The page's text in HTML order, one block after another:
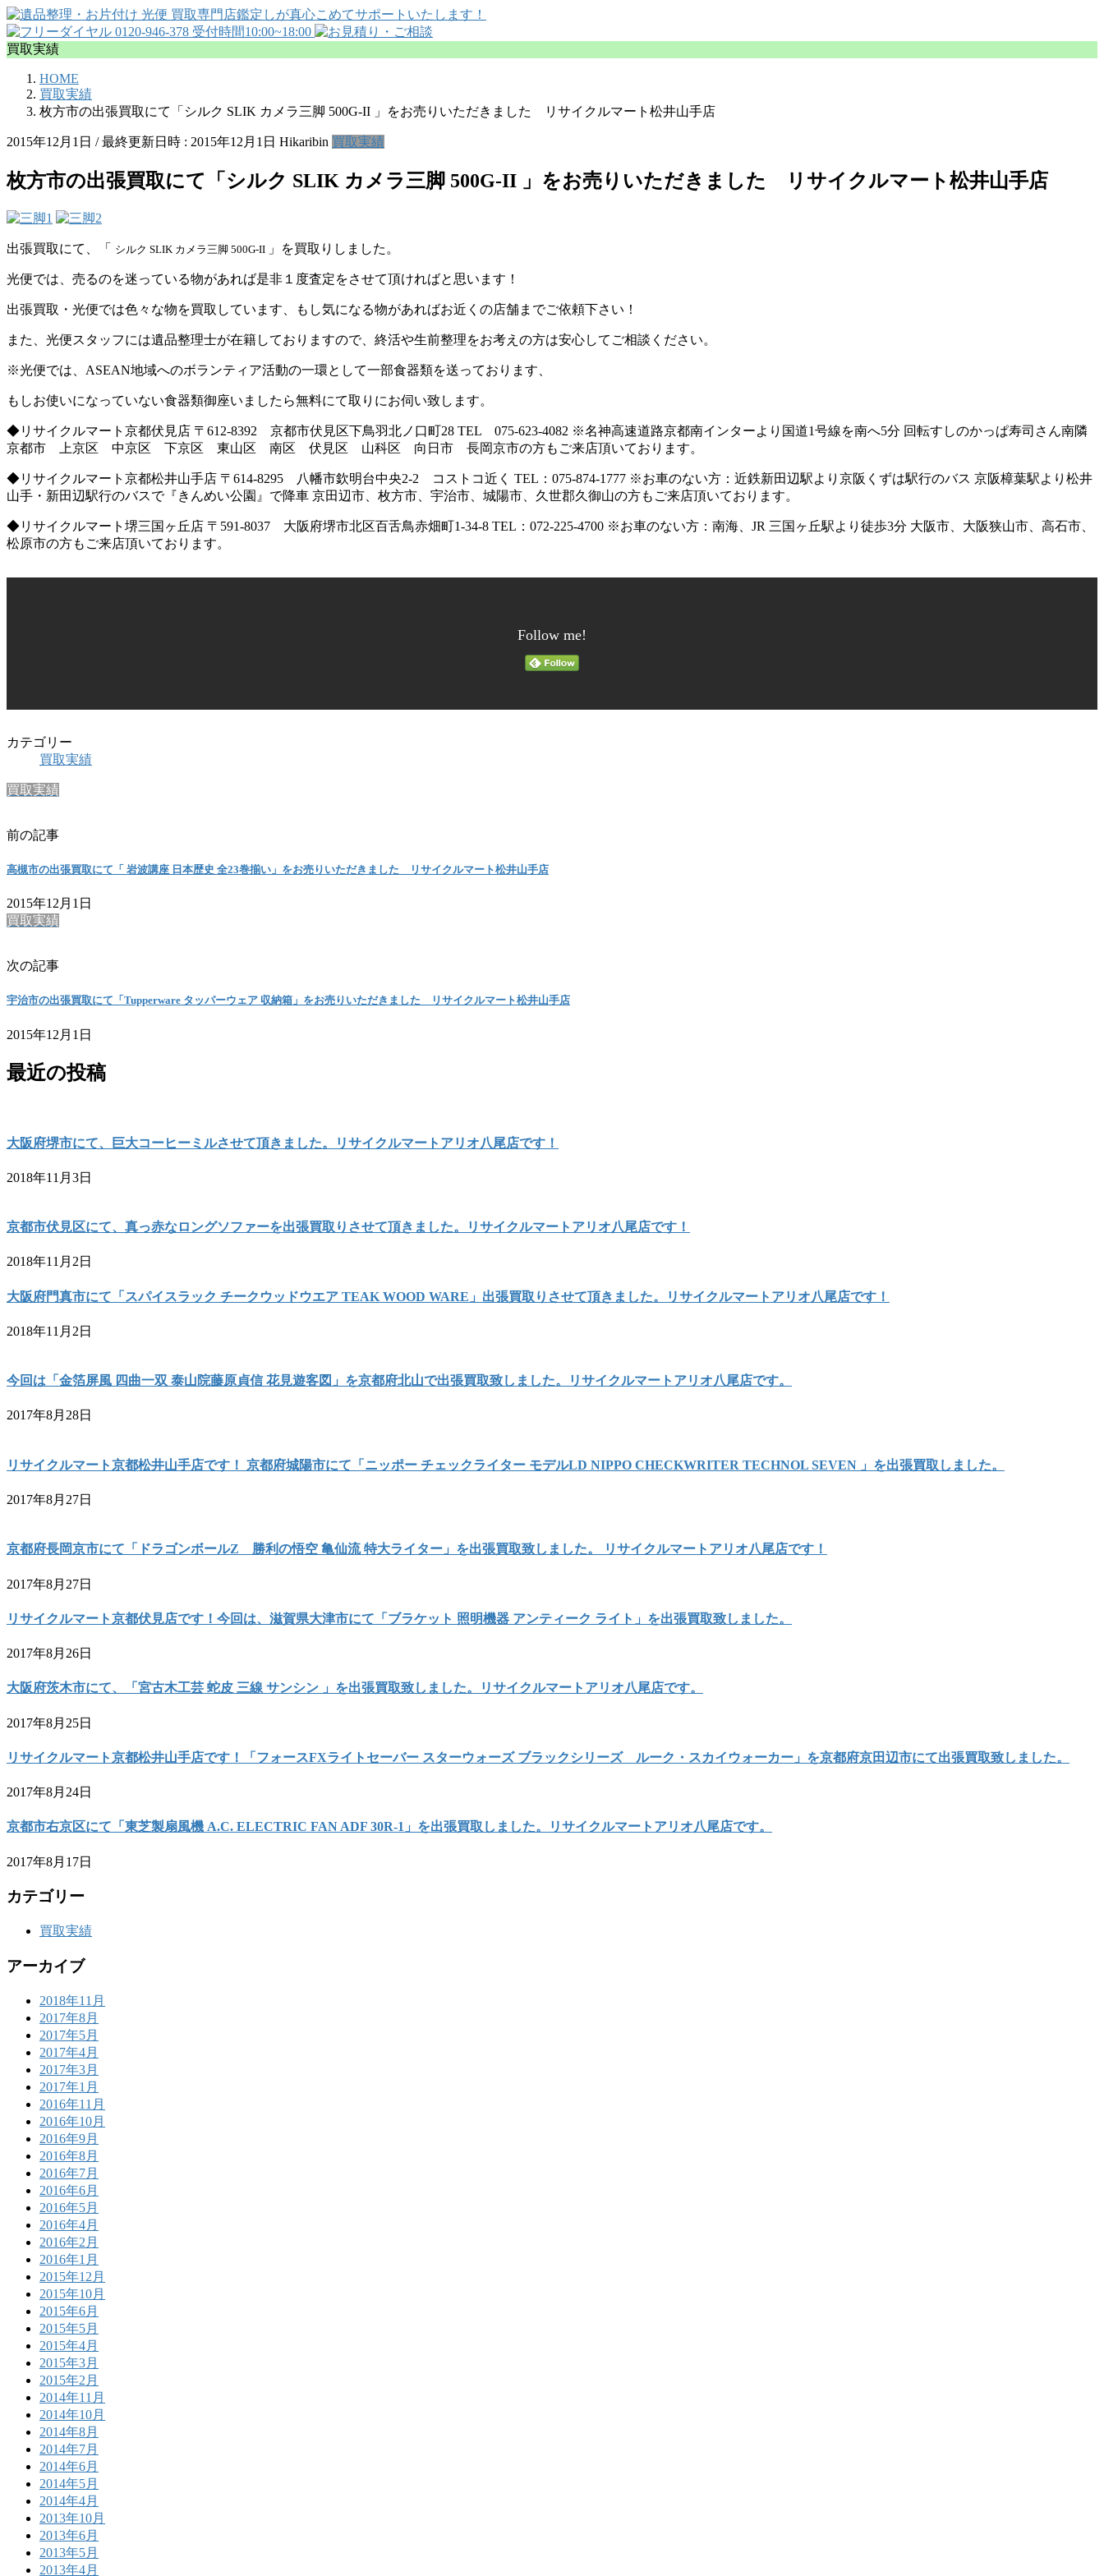
買取実績
HOME
買取実績
枚方市の出張買取にて「シルク SLIK カメラ三脚 500G-II 」をお売りいただきました リサイクルマート松井山手店
2015年12月1日 / 最終更新日時 : 2015年12月1日 Hikaribin 買取実績
枚方市の出張買取にて「シルク SLIK カメラ三脚 500G-II 」をお売りいただきました リサイクルマート松井山手店
出張買取にて、「 シルク SLIK カメラ三脚 500G-II 」を買取りしました。
光便では、売るのを迷っている物があれば是非１度査定をさせて頂ければと思います！
出張買取・光便では色々な物を買取しています、もし気になる物があればお近くの店舗までご依頼下さい！
また、光便スタッフには遺品整理士が在籍しておりますので、終活や生前整理をお考えの方は安心してご相談ください。
※光便では、ASEAN地域へのボランティア活動の一環として一部食器類を送っております、
もしお使いになっていない食器類御座いましたら無料にて取りにお伺い致します。
◆リサイクルマート京都伏見店 〒612-8392 京都市伏見区下鳥羽北ノ口町28 TEL 075-623-4082 ※名神高速道路京都南インターより国道1号線を南へ5分 回転すしのかっぱ寿司さん南隣
京都市 上京区 中京区 下京区 東山区 南区 伏見区 山科区 向日市 長岡京市の方もご来店頂いております。
◆リサイクルマート京都松井山手店 〒614-8295 八幡市欽明台中央2-2 コストコ近く TEL：075-874-1777 ※お車のない方：近鉄新田辺駅より京阪くずは駅行のバス 京阪樟葉駅より松井
山手・新田辺駅行のバスで『きんめい公園』で降車 京田辺市、枚方市、宇治市、城陽市、久世郡久御山の方もご来店頂いております。
◆リサイクルマート堺三国ヶ丘店 〒591-8037 大阪府堺市北区百舌鳥赤畑町1-34-8 TEL：072-225-4700 ※お車のない方：南海、JR 三国ヶ丘駅より徒歩3分 大阪市、大阪狭山市、高石市、
松原市の方もご来店頂いております。
Follow me!
カテゴリー
買取実績
買取実績
前の記事
高槻市の出張買取にて「 岩波講座 日本歴史 全23巻揃い」をお売りいただきました リサイクルマート松井山手店
2015年12月1日
買取実績
次の記事
宇治市の出張買取にて「Tupperware タッパーウェア 収納箱」をお売りいただきました リサイクルマート松井山手店
2015年12月1日
最近の投稿
大阪府堺市にて、巨大コーヒーミルさせて頂きました。リサイクルマートアリオ八尾店です！
2018年11月3日
京都市伏見区にて、真っ赤なロングソファーを出張買取りさせて頂きました。リサイクルマートアリオ八尾店です！
2018年11月2日
大阪府門真市にて「スパイスラック チークウッドウエア TEAK WOOD WARE」出張買取りさせて頂きました。リサイクルマートアリオ八尾店です！
2018年11月2日
今回は「金箔屏風 四曲一双 泰山院藤原貞信 花見遊客図」を京都府北山で出張買取致しました。リサイクルマートアリオ八尾店です。
2017年8月28日
リサイクルマート京都松井山手店です！ 京都府城陽市にて「ニッポー チェックライター モデルLD NIPPO CHECKWRITER TECHNOL SEVEN 」を出張買取しました。
2017年8月27日
京都府長岡京市にて「ドラゴンボールZ 勝利の悟空 亀仙流 特大ライター」を出張買取致しました。 リサイクルマートアリオ八尾店です！
2017年8月27日
リサイクルマート京都伏見店です！今回は、滋賀県大津市にて「ブラケット 照明機器 アンティーク ライト」を出張買取致しました。
2017年8月26日
大阪府茨木市にて、「宮古木工芸 蛇皮 三線 サンシン 」を出張買取致しました。リサイクルマートアリオ八尾店です。
2017年8月25日
リサイクルマート京都松井山手店です！「フォースFXライトセーバー スターウォーズ ブラックシリーズ ルーク・スカイウォーカー」を京都府京田辺市にて出張買取致しました。
2017年8月24日
京都市右京区にて「東芝製扇風機 A.C. ELECTRIC FAN ADF 30R-1」を出張買取しました。リサイクルマートアリオ八尾店です。
2017年8月17日
カテゴリー
買取実績
アーカイブ
2018年11月
2017年8月
2017年5月
2017年4月
2017年3月
2017年1月
2016年11月
2016年10月
2016年9月
2016年8月
2016年7月
2016年6月
2016年5月
2016年4月
2016年2月
2016年1月
2015年12月
2015年10月
2015年6月
2015年5月
2015年4月
2015年3月
2015年2月
2014年11月
2014年10月
2014年8月
2014年7月
2014年6月
2014年5月
2014年4月
2013年10月
2013年6月
2013年5月
2013年4月